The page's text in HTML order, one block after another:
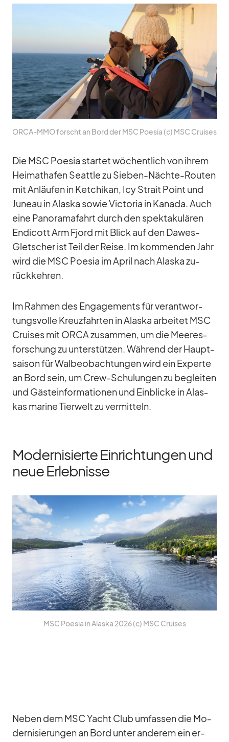
ORCA-MMO forscht an Bord der MSC Poe­sia (c) MSC Crui­ses
Die MSC Poe­sia star­tet wö­chent­lich von ih­rem
Hei­mat­ha­fen Se­at­tle zu Sie­ben-Nächte-Rou­ten
mit An­läu­fen in Ket­chi­kan, Icy Strait Point und
Ju­neau in Alaska so­wie Vic­to­ria in Ka­nada. Auch
eine Pan­ora­ma­fahrt durch den spek­ta­ku­lä­ren
End­icott Arm Fjord mit Blick auf den Da­wes-
Glet­scher ist Teil der Reise. Im kom­men­den Jahr
wird die MSC Poe­sia im April nach Alaska zu­
rück­keh­ren.
Im Rah­men des En­ga­ge­ments für ver­ant­wor­
tungs­volle Kreuz­fahr­ten in Alaska ar­bei­tet MSC
Crui­ses mit ORCA zu­sam­men, um die Mee­res­
for­schung zu un­ter­stüt­zen. Wäh­rend der Haupt­
sai­son für Wal­be­ob­ach­tun­gen wird ein Ex­perte
an Bord sein, um Crew-Schu­lun­gen zu be­glei­ten
und Gäs­te­infor­ma­tio­nen und Ein­bli­cke in Alas­
kas ma­rine Tier­welt zu ver­mit­teln.
Modernisierte Einrichtungen und
neue Erlebnisse
MSC Poe­sia in Alaska 2026 (c) MSC Crui­ses
Ne­ben dem MSC Yacht Club um­fas­sen die Mo­
der­ni­sie­run­gen an Bord un­ter an­de­rem ein er­